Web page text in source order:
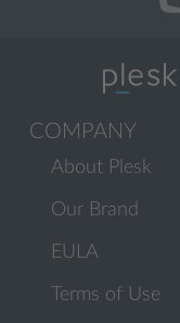
COMPANY
About Plesk
Our Brand
EULA
Terms of Use